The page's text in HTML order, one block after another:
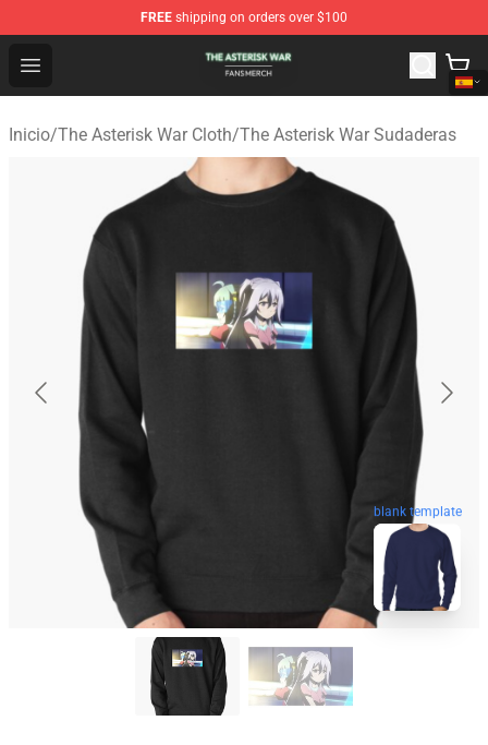
FREE shipping on orders over $100
Open menu
The Asterisk War Shop - Official The Asterisk War
Inicio/The Asterisk War Cloth/The Asterisk War Sudaderas
blank template